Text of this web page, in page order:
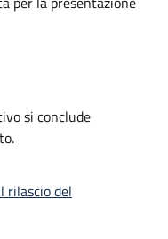
si conclude
rilascio del